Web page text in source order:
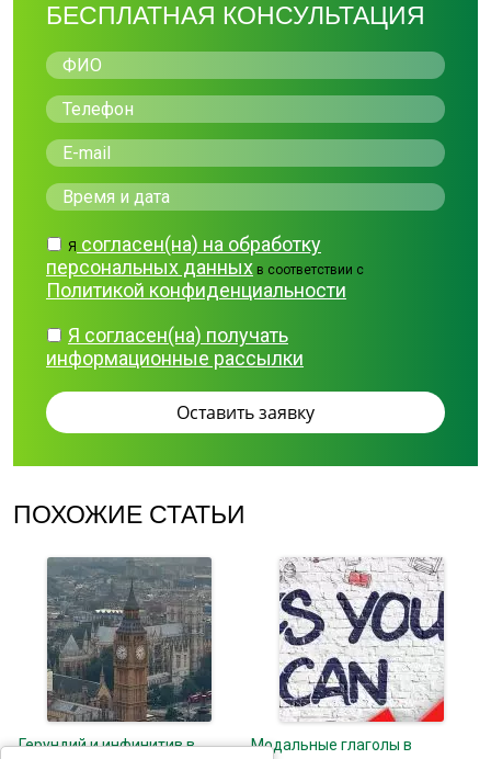
БЕСПЛАТНАЯ КОНСУЛЬТАЦИЯ
Я согласен(на) на обработку
персональных данных в соответствии с
Политикой конфиденциальности
Я согласен(на) получать
информационные рассылки
ПОХОЖИЕ СТАТЬИ
Герундий и инфинитив в
Модальные глаголы в